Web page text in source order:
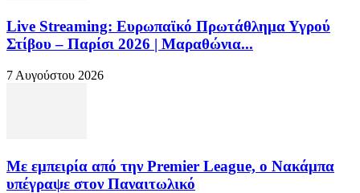
Live Streaming: Ευρωπαϊκό Πρωτάθλημα Υγρού
Στίβου – Παρίσι 2026 | Μαραθώνια...
7 Αυγούστου 2026
Με εμπειρία από την Premier League, ο Νακάμπα
υπέγραψε στον Παναιτωλικό